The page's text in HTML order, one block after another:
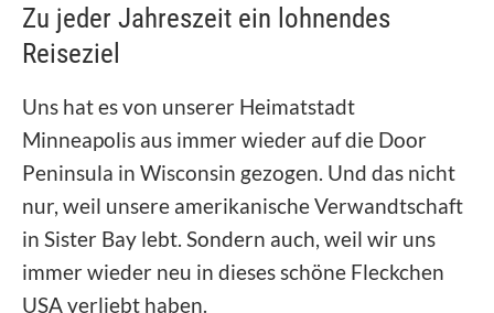
Zu jeder Jahreszeit ein lohnendes
Reiseziel
Uns hat es von unserer Heimatstadt
Minneapolis aus immer wieder auf die Door
Peninsula in Wisconsin gezogen. Und das nicht
nur, weil unsere amerikanische Verwandtschaft
in Sister Bay lebt. Sondern auch, weil wir uns
immer wieder neu in dieses schöne Fleckchen
USA verliebt haben.